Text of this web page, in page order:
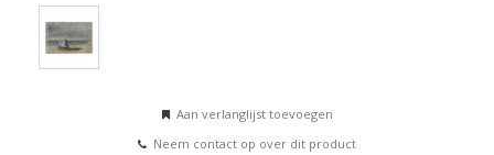
Aan verlanglijst toevoegen
Neem contact op over dit product